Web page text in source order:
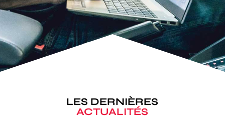
LES DERNIÈRES
ACTUALITÉS